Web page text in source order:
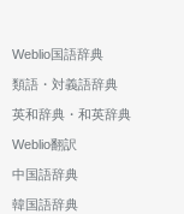
Weblio国語辞典
類語・対義語辞典
英和辞典・和英辞典
Weblio翻訳
中国語辞典
韓国語辞典